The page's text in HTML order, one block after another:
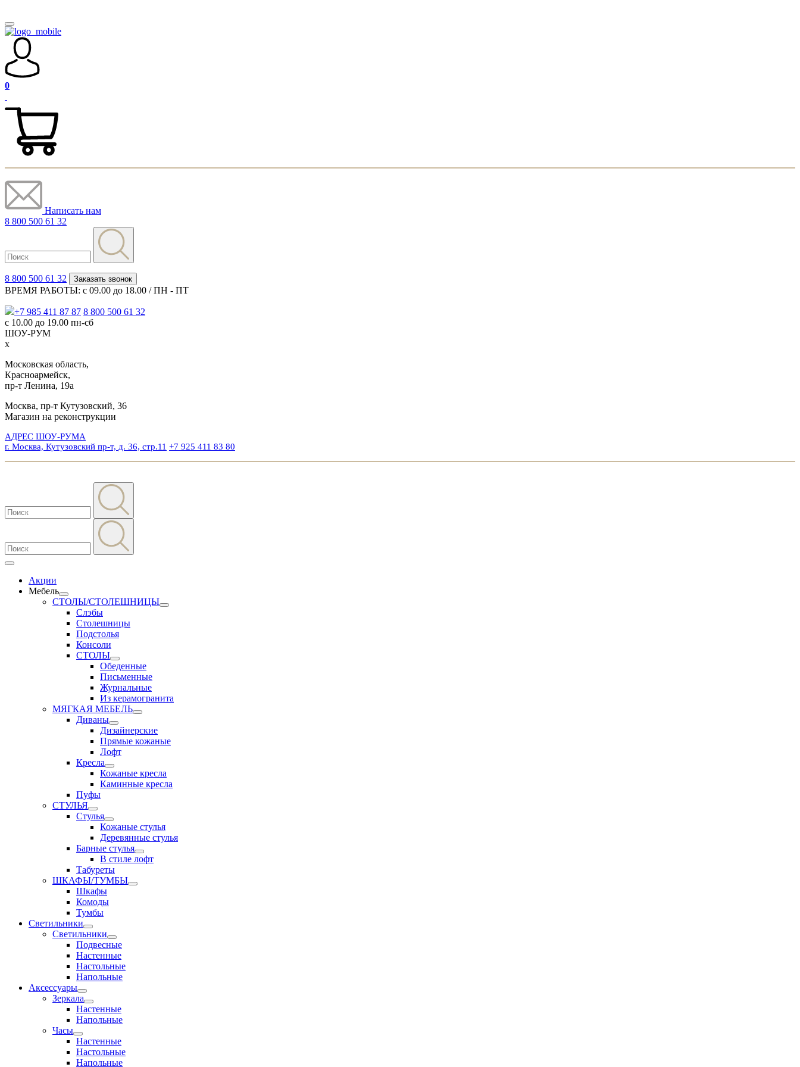
0
Написать нам
8 800 500 61 32
8 800 500 61 32 Заказать звонок
ВРЕМЯ РАБОТЫ: с 09.00 до 18.00 / ПН - ПТ
+7 985 411 87 87 8 800 500 61 32
с 10.00 до 19.00 пн-сб
ШОУ-РУМ
x
Московская область,
Красноармейск,
пр-т Ленина, 19а
Москва, пр-т Кутузовский, 36
Магазин на реконструкции
АДРЕС ШОУ-РУМА
г. Москва, Кутузовский пр-т, д. 36, стр.11 +7 925 411 83 80
Акции
Мебель
СТОЛЫ/СТОЛЕШНИЦЫ
Слэбы
Столешницы
Подстолья
Консоли
СТОЛЫ
Обеденные
Письменные
Журнальные
Из керамогранита
МЯГКАЯ МЕБЕЛЬ
Диваны
Дизайнерские
Прямые кожаные
Лофт
Кресла
Кожаные кресла
Каминные кресла
Пуфы
СТУЛЬЯ
Стулья
Кожаные стулья
Деревянные стулья
Барные стулья
В стиле лофт
Табуреты
ШКАФЫ/ТУМБЫ
Шкафы
Комоды
Тумбы
Светильники
Светильники
Подвесные
Настенные
Настольные
Напольные
Аксессуары
Зеркала
Настенные
Напольные
Часы
Настенные
Настольные
Напольные